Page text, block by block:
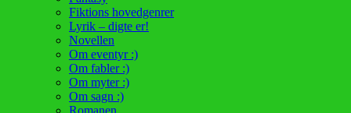
Fiktions hovedgenrer
Lyrik – digte er!
Novellen
Om eventyr :)
Om fabler :)
Om myter :)
Om sagn :)
Romanen